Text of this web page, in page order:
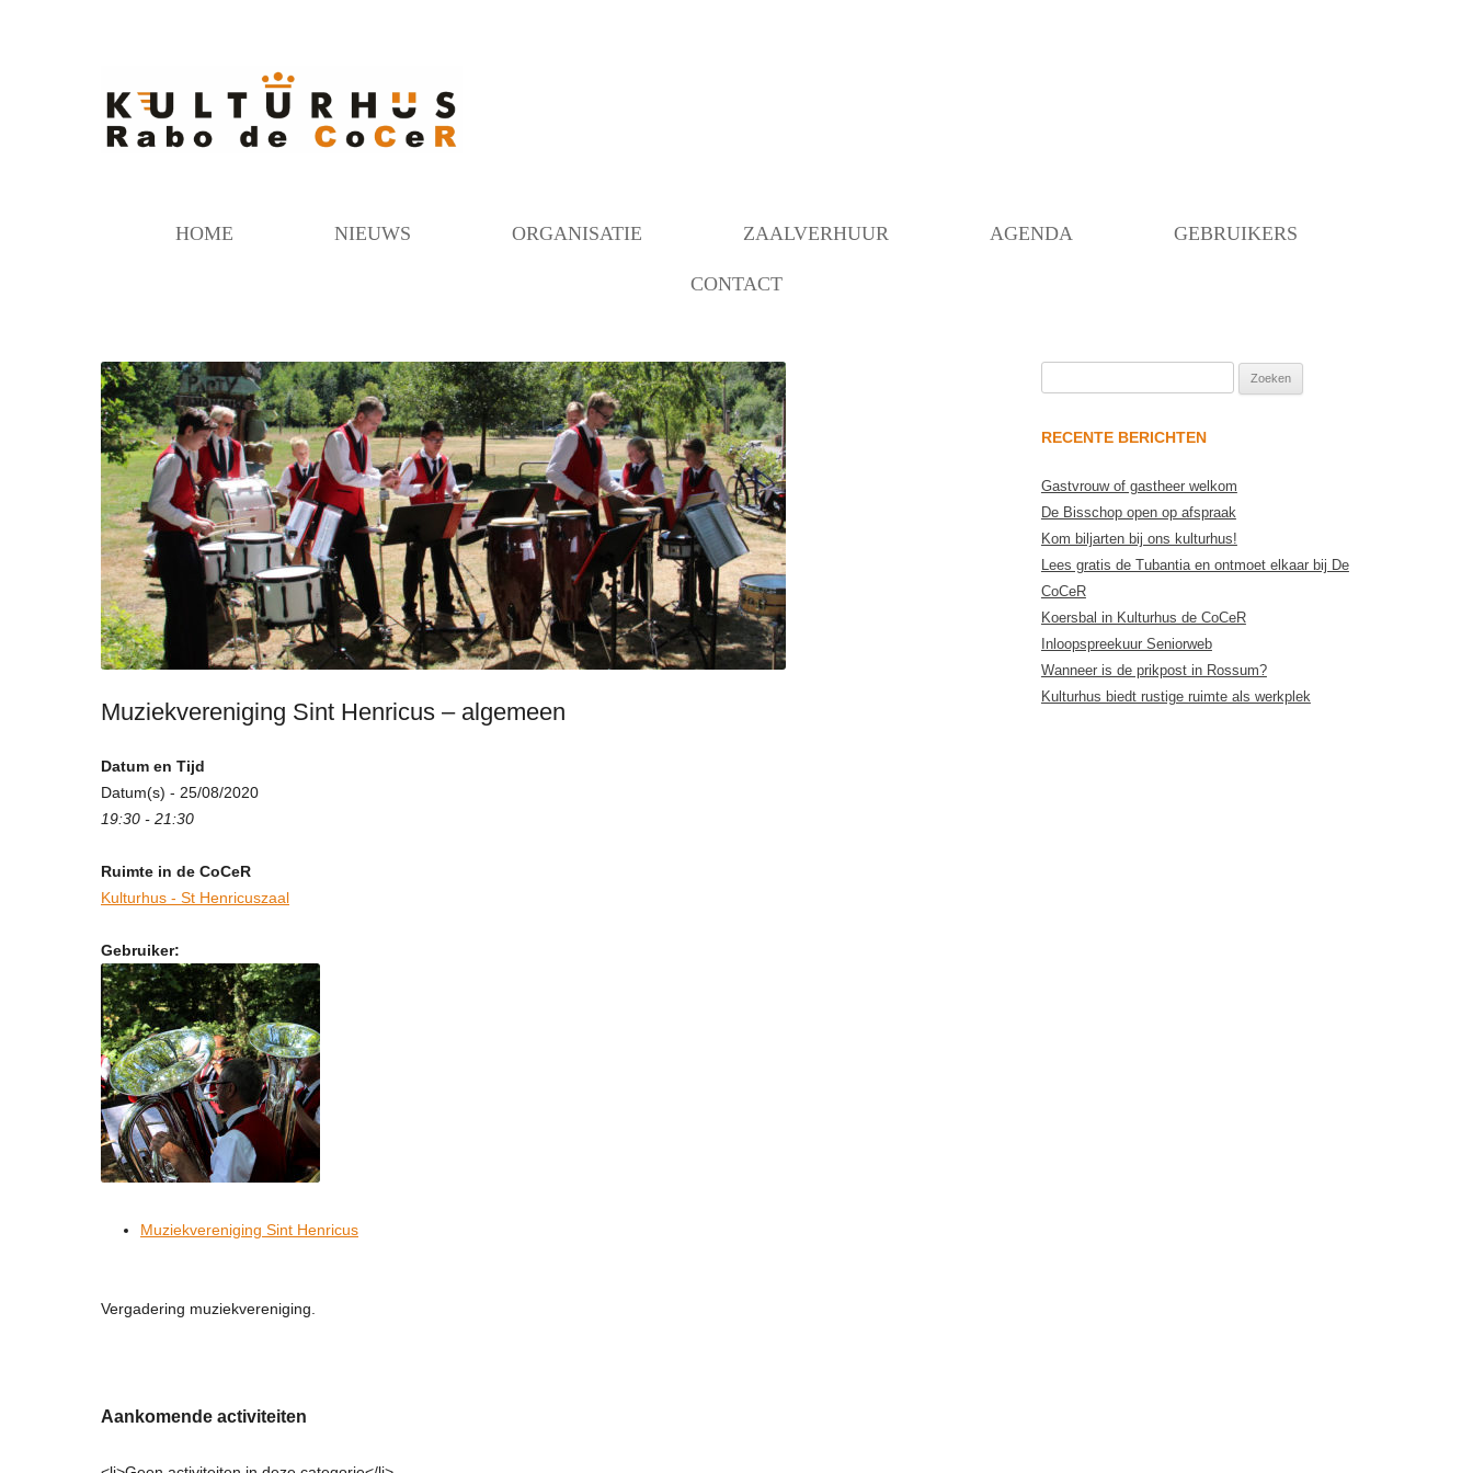
HOME NIEUWS ORGANISATIE
VERBOUWING MOGELIJK
GEMAAKT DOOR…..
BEHEER
COMMUNICATIE/PROGRAMMERING
DECORATIEGROEP
VAKANTIES
FAQ’S
TERRAS BIJ DE COCER
ZAALVERHUUR
BEZETTING RUIMTEN
AGENDA GEBRUIKERS
CONTACT
Muziekvereniging Sint Henricus – algemeen
Datum en Tijd
Datum(s) - 25/08/2020
19:30 - 21:30
Ruimte in de CoCeR
Kulturhus - St Henricuszaal
Gebruiker:
Muziekvereniging Sint Henricus
Vergadering muziekvereniging.
Aankomende activiteiten
RECENTE BERICHTEN
Gastvrouw of gastheer welkom
De Bisschop open op afspraak
Kom biljarten bij ons kulturhus!
Lees gratis de Tubantia en ontmoet elkaar bij De
CoCeR
Koersbal in Kulturhus de CoCeR
Inloopspreekuur Seniorweb
Wanneer is de prikpost in Rossum?
Kulturhus biedt rustige ruimte als werkplek